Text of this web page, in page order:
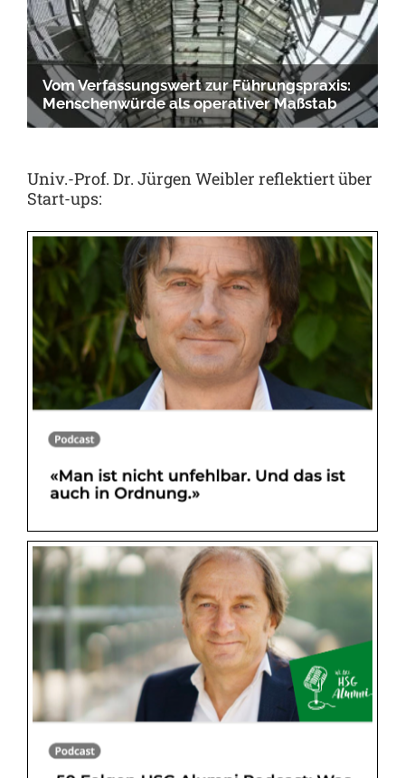
Univ.-Prof. Dr. Jürgen Weibler reflektiert über
Start-ups: